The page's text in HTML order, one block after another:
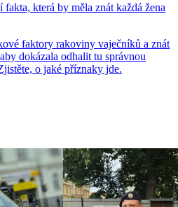
která by měla znát každá žena
faktory rakoviny vaječníků a znát
dokázala odhalit tu správnou
o jaké příznaky jde.